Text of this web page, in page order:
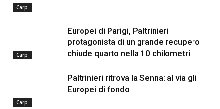
Carpi
Carpi
Europei di Parigi, Paltrinieri
protagonista di un grande recupero
chiude quarto nella 10 chilometri
Carpi
Paltrinieri ritrova la Senna: al via gli
Europei di fondo